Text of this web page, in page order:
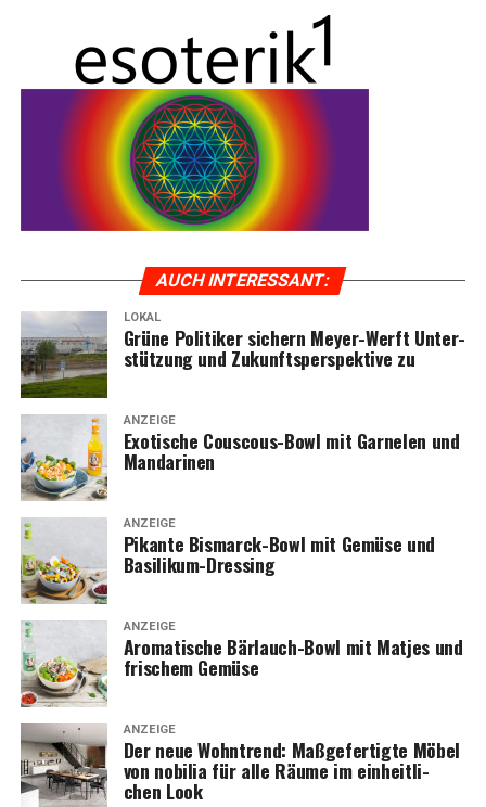
AUCH INTER­ES­SANT:
LOKAL
Grü­ne Poli­ti­ker sichern Mey­er-Werft Unter­
stüt­zung und Zukunfts­per­spek­ti­ve zu
ANZEIGE
Exo­ti­sche Cous­cous-Bowl mit Gar­ne­len und
Mandarinen
ANZEIGE
Pikan­te Bis­marck-Bowl mit Gemü­se und
Basilikum-Dressing
ANZEIGE
Aro­ma­ti­sche Bär­lauch-Bowl mit Mat­jes und
fri­schem Gemüse
ANZEIGE
Der neue Wohn­trend: Maß­ge­fer­tig­te Möbel
von nobi­lia für alle Räu­me im ein­heit­li­
chen Look